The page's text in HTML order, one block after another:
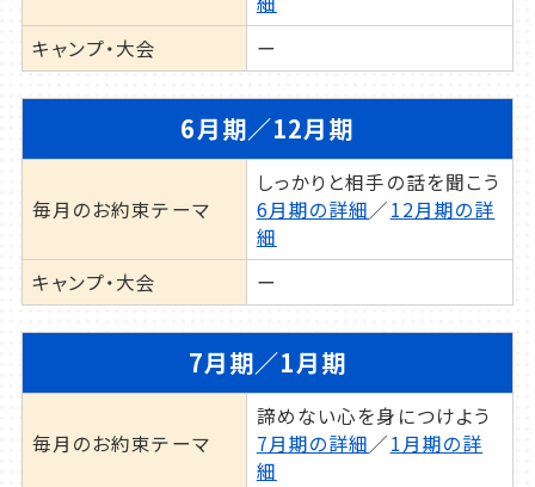
アリオ橋本2階に受付、3階屋上にコートが
ございます。
キャンプ・大会
ー
6月期／12月期
毎月のお約束テーマ
しっかりと相手の話を聞こう
6月期の詳細／12月期の詳
細
キャンプ・大会
ー
7月期／1月期
毎月のお約束テーマ
諦めない心を身につけよう
7月期の詳細／1月期の詳
細